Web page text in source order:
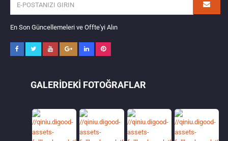
En Son Güncellemeleri ve Offte'yi Alın
GALERIDEKI FOTOĞRAFLAR